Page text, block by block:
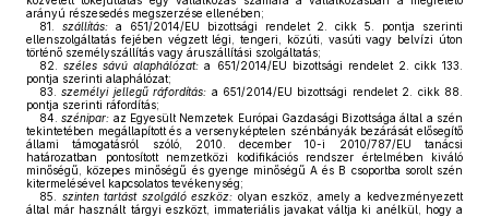
arányú részesedés megszerzése ellenében;
81.
szállítás:a 651/2014/EU bizottsági rendelet 2. cikk 5. pontja szerinti
ellenszolgáltatás fejében végzett légi, tengeri, közúti, vasúti vagy belvízi úton
történő személyszállítás vagy áruszállítási szolgáltatás;
82.
széles sávú alaphálózat: a 651/2014/EU bizottsági rendelet 2. cikk 133.
pontja szerinti alaphálózat;
83.
személyi jellegű ráfordítás: a 651/2014/EU bizottsági rendelet 2. cikk 88.
pontja szerinti ráfordítás;
84.
szénipar: az Egyesült Nemzetek Európai Gazdasági Bizottsága által a szén
tekintetében megállapított és a versenyképtelen szénbányák bezárását elősegítő
állami támogatásról szóló, 2010. december 10-i 2010/787/EU tanácsi
határozatban pontosított nemzetközi kodifikációs rendszer értelmében kiváló
minőségű, közepes minőségű és gyenge minőségű A és B csoportba sorolt szén
kitermelésével kapcsolatos tevékenység;
85.
szinten tartást szolgáló eszköz: olyan eszköz, amely a kedvezményezett
által már használt tárgyi eszközt, immateriális javakat váltja ki anélkül, hogy a